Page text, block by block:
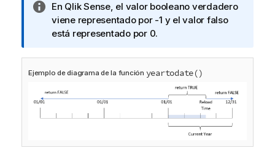
N
o
t
i
n
o
En Qlik Sense, el valor booleano verdadero
viene representado por -1 y el valor falso
está representado por 0.
Ejemplo de diagrama de la función yeartodate()